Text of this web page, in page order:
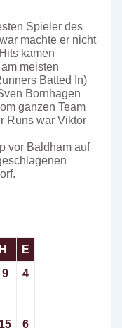
Spieler des
machte er nicht
kamen
meisten
Batted In)
Bornhagen
ganzen Team
Runs war Viktor
vor Baldham auf
H
E
9 4
15 6